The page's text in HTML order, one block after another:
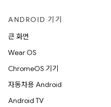
ANDROID 기기
큰 화면
Wear OS
ChromeOS 기기
자동차용 Android
Android TV